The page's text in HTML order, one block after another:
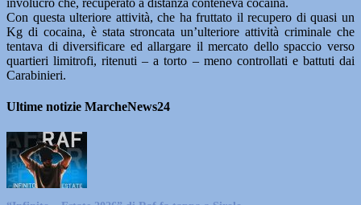
involucro che, recuperato a distanza conteneva cocaina.
Con questa ulteriore attività, che ha fruttato il recupero di quasi un
Kg di cocaina, è stata stroncata un’ulteriore attività criminale che
tentava di diversificare ed allargare il mercato dello spaccio verso
quartieri limitrofi, ritenuti – a torto – meno controllati e battuti dai
Carabinieri.
Ultime notizie MarcheNews24